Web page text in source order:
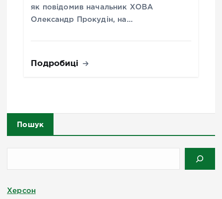
як повідомив начальник ХОВА
Олександр Прокудін, на…
Подробиці
Пошук
Херсон